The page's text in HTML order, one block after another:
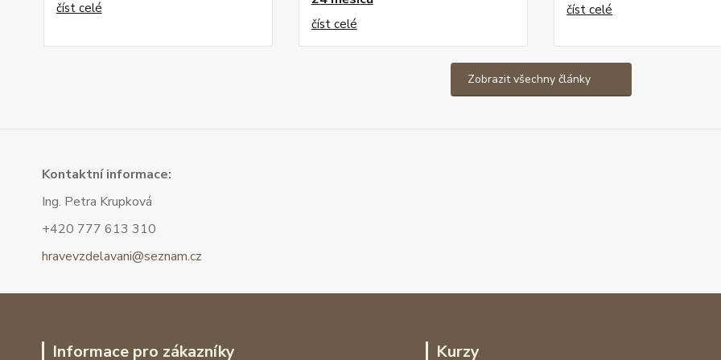
číst celé
číst celé
číst celé
Zobrazit všechny články
Kontaktní informace:
Ing. Petra Krupková
+420 777 613 310
hravevzdelavani@seznam.cz
Informace pro zákazníky Kurzy